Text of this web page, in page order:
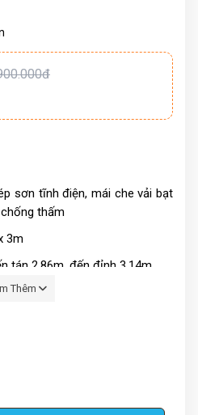
sơn tĩnh điện, mái che vải bạt
thấm
3m
tán 2.86m, đến đỉnh 3.14m
màu trắng
cm
khung đã được lắp ghép hoàn
Thêm